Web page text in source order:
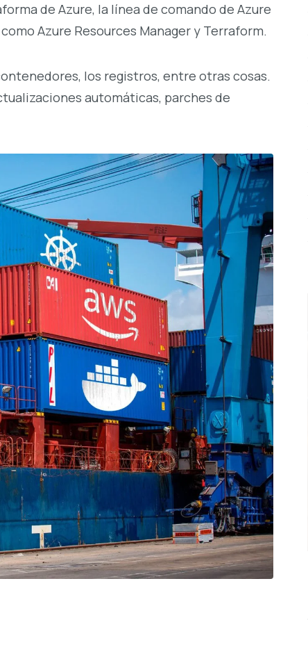
de Azure, la línea de comando de Azure
Azure Resources Manager y Terraform.
los registros, entre otras cosas.
automáticas, parches de